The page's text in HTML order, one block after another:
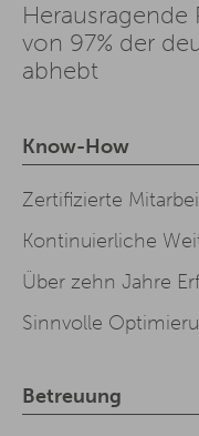
von 97% der
abhebt
Know-How
Zertifizierte
Kontinuierliche
Über zehn Jahre
Sinnvolle
Betreuung